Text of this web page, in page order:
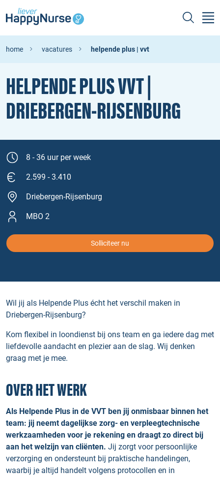
home vacatures helpende plus | vvt
HELPENDE PLUS VVT |
DRIEBERGEN‑RIJSENBURG
8 - 36 uur per week
2.599 - 3.410
Driebergen-Rijsenburg
MBO 2
Solliciteer nu
Wil jij als Helpende Plus écht het verschil maken in
Driebergen-Rijsenburg?
Kom flexibel in loondienst bij ons team en ga iedere dag met
liefdevolle aandacht en plezier aan de slag. Wij denken
graag met je mee.
OVER HET WERK
Als Helpende Plus in de VVT ben jij onmisbaar binnen het
team: jij neemt dagelijkse zorg- en verpleegtechnische
werkzaamheden voor je rekening en draagt zo direct bij
aan het welzijn van cliënten. Jij zorgt voor persoonlijke
verzorging en ondersteunt bij praktische handelingen,
waarbij je altijd handelt volgens protocollen en in